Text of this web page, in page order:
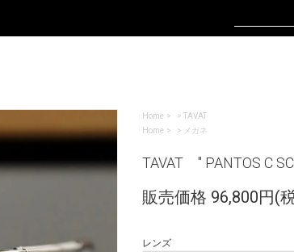
Home > TAVAT
Home
> メガネ
TAVAT " PANTOS C
販売価格 96,800円(
レンズ